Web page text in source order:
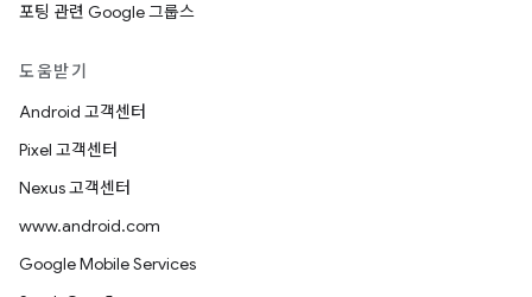
포팅 관련 Google 그룹스
도움받기
Android 고객센터
Pixel 고객센터
Nexus 고객센터
www.android.com
Google Mobile Services